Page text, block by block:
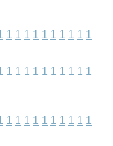
1 1 1 1 1 1 1 1 1 1
1 1 1 1 1 1 1 1 1 1
1 1 1 1 1 1 1 1 1 1